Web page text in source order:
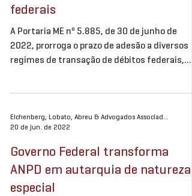
federais
A Portaria ME nº 5.885, de 30 de junho de
2022, prorroga o prazo de adesão a diversos
regimes de transação de débitos federais,
Eichenberg, Lobato, Abreu & Advogados Associados
20 de jun. de 2022
Governo Federal transforma
ANPD em autarquia de natureza
especial